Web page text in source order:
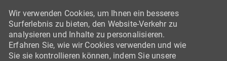
Wir verwenden Cookies, um Ihnen ein besseres
Surferlebnis zu bieten, den Website-Verkehr zu
analysieren und Inhalte zu personalisieren.
Erfahren Sie, wie wir Cookies verwenden und wie
Sie sie kontrollieren können, indem Sie unsere